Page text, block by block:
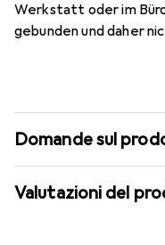
Werkstatt oder im
gebunden und daher
Domande sul
Valutazioni del